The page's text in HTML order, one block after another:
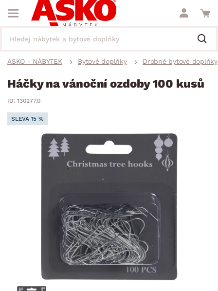
ASKO - NÁBYTEK Bytové doplňky Drobné bytové doplňky
Háčky na vánoční ozdoby 100 kusů
ID: 130277.0
SLEVA 15 %